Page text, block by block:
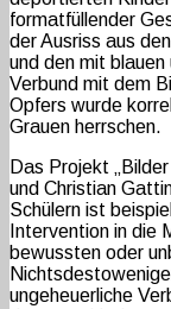
formatfüllender
der Ausriss aus
und den mit
Verbund mit dem
Opfers wurde
Grauen herrschen.
Das Projekt
und Christian
Schülern ist
Intervention in die
bewussten oder
ungeheuerliche